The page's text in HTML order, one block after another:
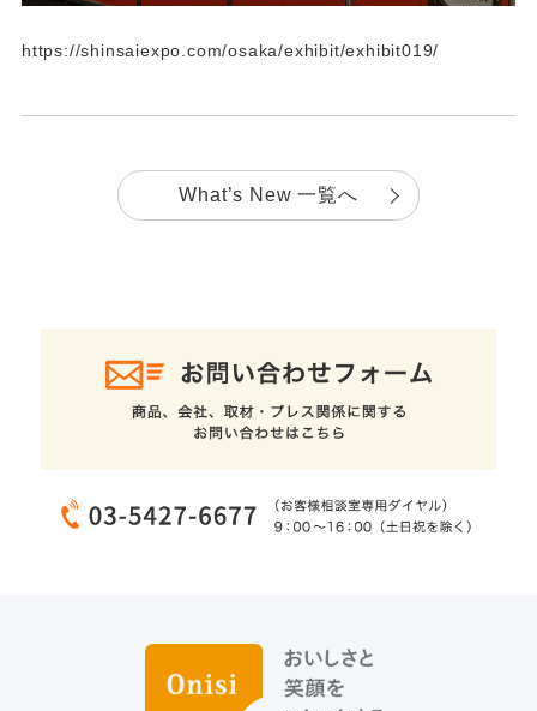
https://shinsaiexpo.com/osaka/exhibit/exhibit019/
What’s New 一覧へ